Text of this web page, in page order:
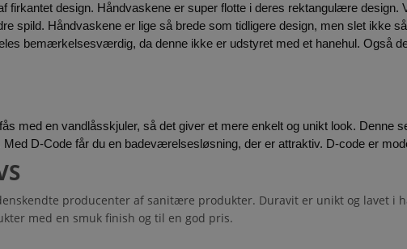
firkantet design. Håndvaskene er super flotte i deres rektangulære
spild. Håndvaskene er lige så brede som tidligere design, men slet ikke
bemærkelsesværdig, da denne ikke er udstyret med et hanehul. Også
Med D-Code får du en badeværelsesløsning, der er attraktiv. D-code er
producenter af sanitære produkter. Duravit er unikt og lavet i
med en smuk finish og til en god pris.